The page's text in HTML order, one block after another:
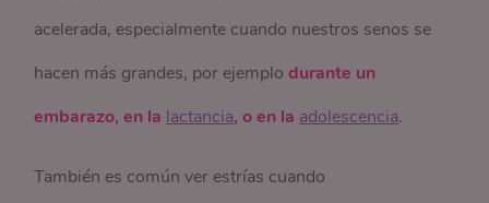
acelerada, especialmente cuando nuestros senos se
hacen más grandes, por ejemplodurante un
embarazo, en la lactancia, o en la adolescencia.
También es común ver estrías cuando